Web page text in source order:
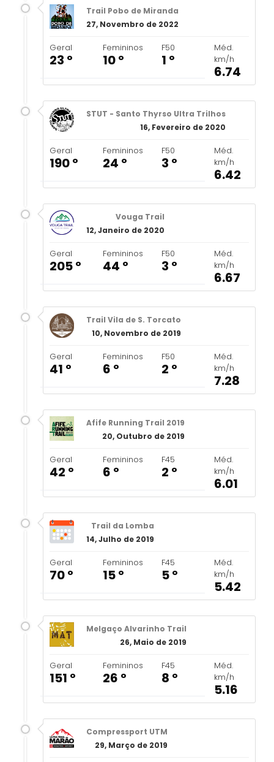
Trail Pobo de Miranda
27, Novembro de 2022
Geral
23 º
Femininos
10 º
F50
1 º
Méd.
km/h
6.74
STUT - Santo Thyrso Ultra Trilhos
16, Fevereiro de 2020
Geral
190 º
Femininos
24 º
F50
3 º
Méd.
km/h
6.42
Vouga Trail
12, Janeiro de 2020
Geral
205 º
Femininos
44 º
F50
3 º
Méd.
km/h
6.67
Trail Vila de S. Torcato
10, Novembro de 2019
Geral
41 º
Femininos
6 º
F50
2 º
Méd.
km/h
7.28
Afife Running Trail 2019
20, Outubro de 2019
Geral
42 º
Femininos
6 º
F45
2 º
Méd.
km/h
6.01
Trail da Lomba
14, Julho de 2019
Geral
70 º
Femininos
15 º
F45
5 º
Méd.
km/h
5.42
Melgaço Alvarinho Trail
26, Maio de 2019
Geral
151 º
Femininos
26 º
F45
8 º
Méd.
km/h
5.16
Compressport UTM
29, Março de 2019